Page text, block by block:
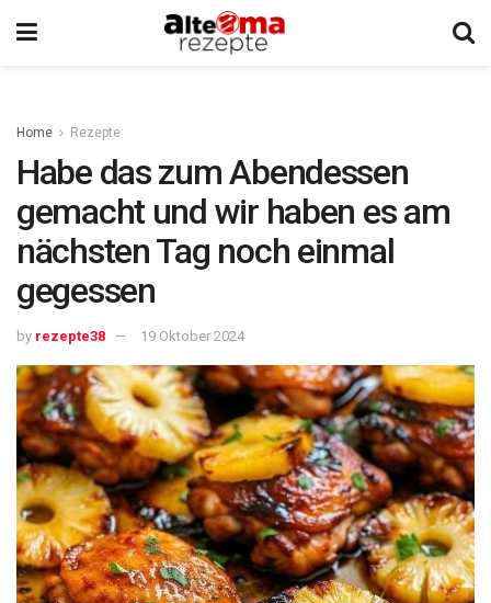
Home Rezepte
Habe das zum Abendessen
gemacht und wir haben es am
nächsten Tag noch einmal
gegessen
by rezepte38 19 Oktober 2024